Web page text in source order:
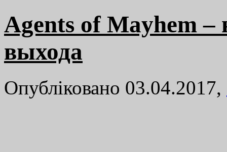
Agents of Mayhem –
выхода
Опубліковано 03.04.2017,